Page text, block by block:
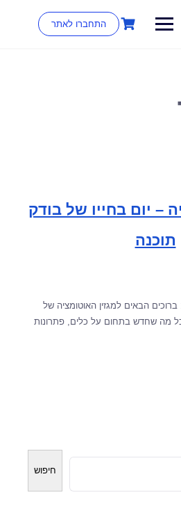
התחברו לאתר
– יום בחייו של בודק
תוכנה
תאריך שיחרור: 14.04.2024 ברוכים הבאים למגזין האוטומציה של
מה שחדש בתחום על כלים, פתרונות
חיפוש